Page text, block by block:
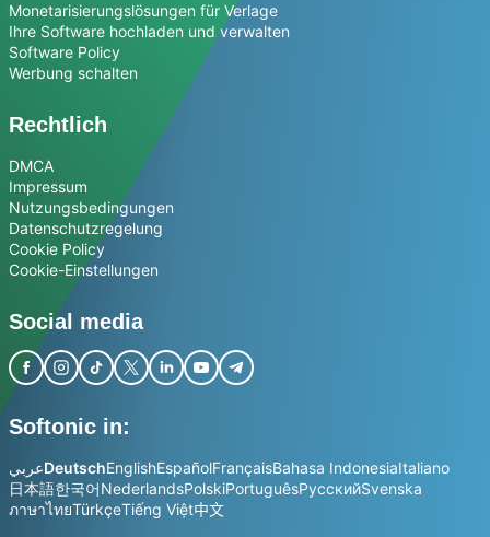
Monetarisierungslösungen für Verlage
Ihre Software hochladen und verwalten
Software Policy
Werbung schalten
Rechtlich
DMCA
Impressum
Nutzungsbedingungen
Datenschutzregelung
Cookie Policy
Cookie-Einstellungen
Social media
Softonic in:
عربيDeutschEnglishEspañolFrançaisBahasa IndonesiaItaliano
日本語한국어NederlandsPolskiPortuguêsРусскийSvenska
ภาษาไทยTürkçeTiếng Việt中文